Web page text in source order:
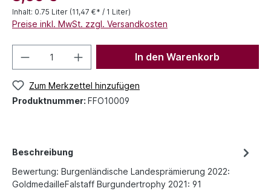
Inhalt: 0.75 Liter (11,47 €* / 1 Liter)
Preise inkl. MwSt. zzgl. Versandkosten
In den Warenkorb
Zum Merkzettel hinzufügen
Produktnummer: FFO10009
Beschreibung
Bewertung: Burgenländische Landesprämierung 2022:
GoldmedailleFalstaff Burgundertrophy 2021: 91